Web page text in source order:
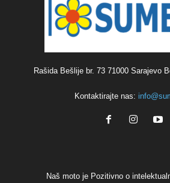
Rašida Bešlije br. 73 71000 Sarajevo
Kontaktirajte nas:
Naš moto je Pozitivno o